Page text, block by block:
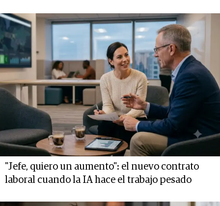
"Jefe, quiero un aumento": el nuevo contrato
laboral cuando la IA hace el trabajo pesado